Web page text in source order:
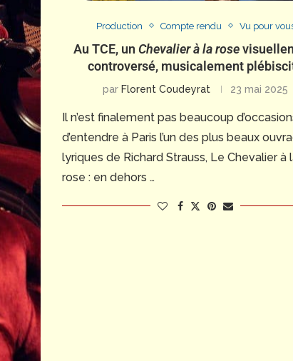
Production Compte rendu Vu pour
Au TCE, un Chevalier à la rose
controversé, musicalement
parFlorent Coudeyrat 23 mai 2025
Il n’est finalement pas beaucoup
d’entendre à Paris l’un des plus beaux
lyriques de Richard Strauss, Le Chevalier à
rose : en dehors …